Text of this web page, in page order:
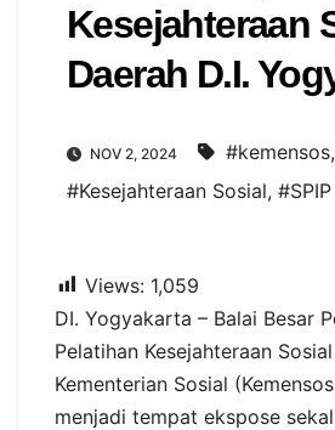
Kesejahteraan
Daerah D.I.
NOV 2, 2024 #kemensos,
#Kesejahteraan Sosial, #SPIP
Views: 1,059
DI. Yogyakarta – Balai Besar
Pelatihan Kesejahteraan
Kementerian Sosial
menjadi tempat ekspose